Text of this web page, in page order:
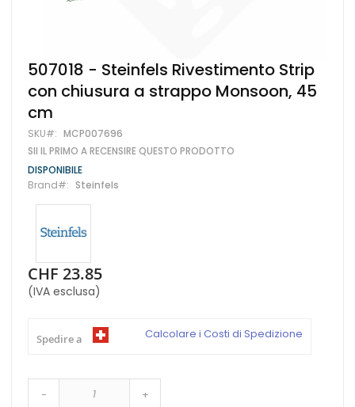
Vai
all'inizio
della
galleria
di
immagini
507018 - Steinfels Rivestimento Strip
con chiusura a strappo Monsoon, 45
cm
SKU MCP007696
SII IL PRIMO A RECENSIRE QUESTO PRODOTTO
DISPONIBILE
Brand
Steinfels
CHF 23.85
(IVA esclusa)
Spedire a Calcolare i Costi di Spedizione
- +